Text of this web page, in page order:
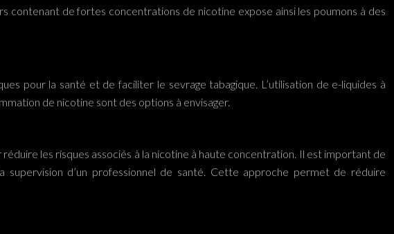
contenant de fortes concentrations de nicotine expose ainsi les poumons à des
pour la santé et de faciliter le sevrage tabagique. L’utilisation de e-liquides à
de nicotine sont des options à envisager.
les risques associés à la nicotine à haute concentration. Il est important de
d’un professionnel de santé. Cette approche permet de réduire